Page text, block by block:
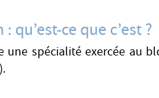
ce que c’est ?
une spécialité exercée au